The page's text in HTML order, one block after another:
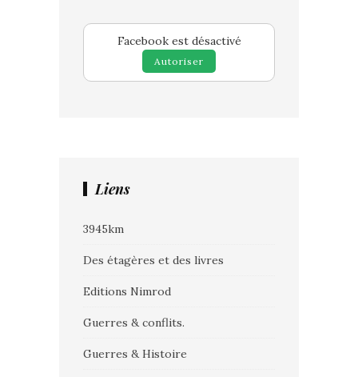
Facebook est désactivé
Autoriser
Liens
3945km
Des étagères et des livres
Editions Nimrod
Guerres & conflits.
Guerres & Histoire